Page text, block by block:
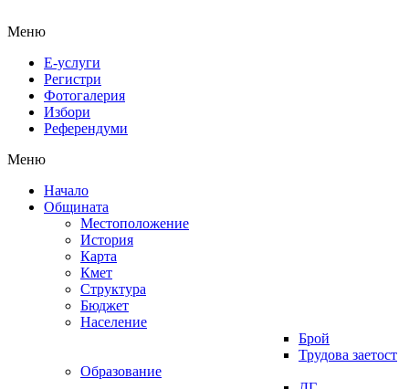
Меню
Е-услуги
Регистри
Фотогалерия
Избори
Референдуми
Меню
Начало
Общината
Местоположение
История
Карта
Кмет
Структура
Бюджет
Население
Брой
Трудова заетост
Образование